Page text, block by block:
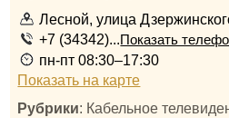
Лесной, улица
+7 (34342)...Показать
пн-пт 08:30–17:30
Показать на карте
Рубрики: Кабельное